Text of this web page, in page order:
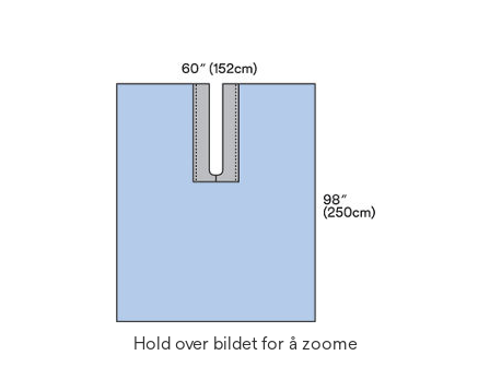
Hold over bildet for å zoome